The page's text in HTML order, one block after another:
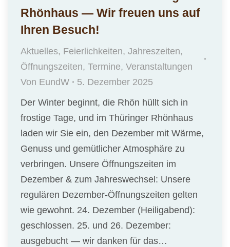
Rhönhaus — Wir freuen uns auf
Ihren Besuch!
Aktuelles, Feierlichkeiten, Jahreszeiten,
Öffnungszeiten, Termine, Veranstaltungen
Von EundW
5. Dezember 2025
Der Winter beginnt, die Rhön hüllt sich in
frostige Tage, und im Thüringer Rhönhaus
laden wir Sie ein, den Dezember mit Wärme,
Genuss und gemütlicher Atmosphäre zu
verbringen. Unsere Öffnungszeiten im
Dezember & zum Jahreswechsel: Unsere
regulären Dezember-Öffnungszeiten gelten
wie gewohnt. 24. Dezember (Heiligabend):
geschlossen. 25. und 26. Dezember:
ausgebucht — wir danken für das…